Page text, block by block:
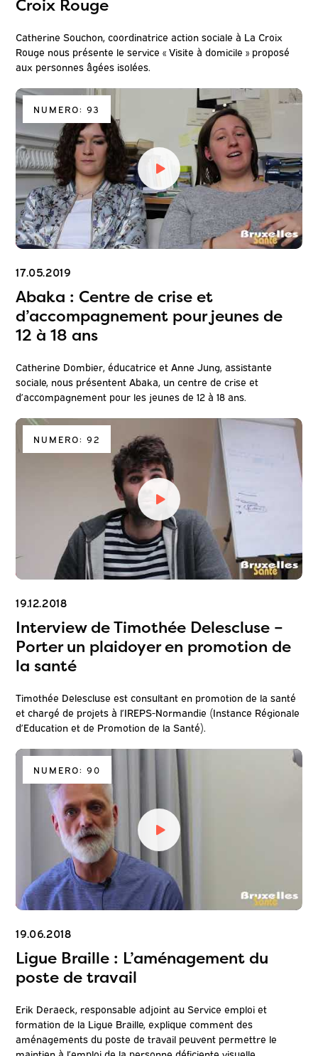
Croix Rouge
Catherine Souchon, coordinatrice action sociale à La Croix
Rouge nous présente le service « Visite à domicile » proposé
aux personnes âgées isolées.
NUMERO: 93
17.05.2019
Abaka : Centre de crise et
d’accompagnement pour jeunes de
12 à 18 ans
Catherine Dombier, éducatrice et Anne Jung, assistante
sociale, nous présentent Abaka, un centre de crise et
d’accompagnement pour les jeunes de 12 à 18 ans.
NUMERO: 92
19.12.2018
Interview de Timothée Delescluse –
Porter un plaidoyer en promotion de
la santé
Timothée Delescluse est consultant en promotion de la santé
et chargé de projets à l’IREPS-Normandie (Instance Régionale
d’Education et de Promotion de la Santé).
NUMERO: 90
19.06.2018
Ligue Braille : L’aménagement du
poste de travail
Erik Deraeck, responsable adjoint au Service emploi et
formation de la Ligue Braille, explique comment des
aménagements du poste de travail peuvent permettre le